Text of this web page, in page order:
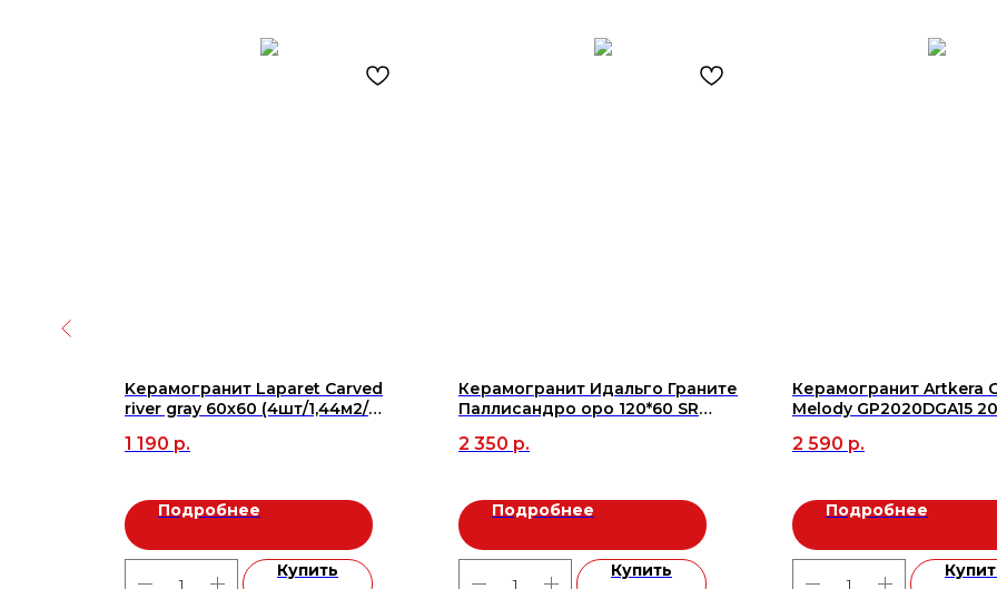
Kерамогранит Laparet Carved
river gray 60x60 (4шт/1,44м2/
1 190 р.
Подробнее
Купить
Керамогранит Идальго Граните
Паллисандро оро 120*60 SR
2 350 р.
Подробнее
Купить
Керамогранит Artkera
Melody GP2020DGA15
2 590 р.
Подробнее